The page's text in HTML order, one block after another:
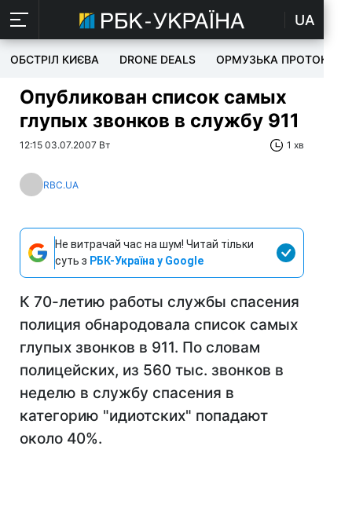
UA
ОБСТРІЛ КИЄВА DRONE DEALS ОРМУЗЬКА ПРОТОКА
Опубликован список самых
глупых звонков в службу 911
12:15 03.07.2007 Вт 1 хв
RBC.UA
Не витрачай час на шум! Читай тільки
суть з РБК-Україна у Google
К 70-летию работы службы спасения
полиция обнародовала список самых
глупых звонков в 911. По словам
полицейских, из 560 тыс. звонков в
неделю в службу спасения в
категорию "идиотских" попадают
около 40%.